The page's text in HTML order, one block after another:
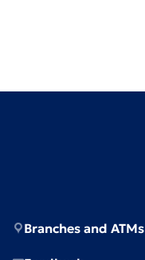
Branches and ATMs